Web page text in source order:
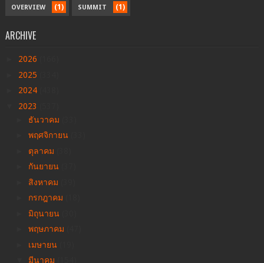
OVERVIEW (1) SUMMIT (1)
ARCHIVE
2026
2025
2024
2023
ธันวาคม
พฤศจิกายน
ตุลาคม
กันยายน
สิงหาคม
กรกฎาคม
มิถุนายน
พฤษภาคม
เมษายน
มีนาคม